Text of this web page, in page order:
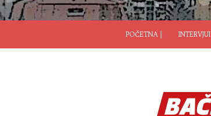
POČETNA |
INTERVJUI |